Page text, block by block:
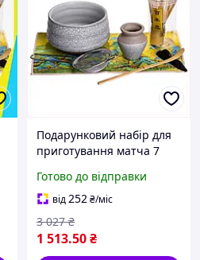
Подарунковий набір для
приготування матча 7
церемонія для ідеального
напою без грудочок
Готово до відправки
від252₴/міс
1 513.50₴
3 027 ₴